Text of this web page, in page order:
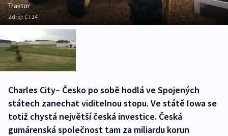
Traktor
Zdroj: ČT24
Charles City– Česko po sobě hodlá ve Spojených
státech zanechat viditelnou stopu. Ve státě Iowa se
totiž chystá největší česká investice. Česká
gumárenská společnost tam za miliardu korun